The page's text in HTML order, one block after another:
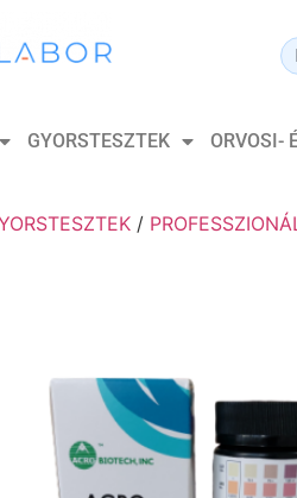
GYORSTESZTEK ORVOSI-
/